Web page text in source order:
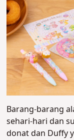
Barang-barang
sehari-hari dan
donat dan Duffy